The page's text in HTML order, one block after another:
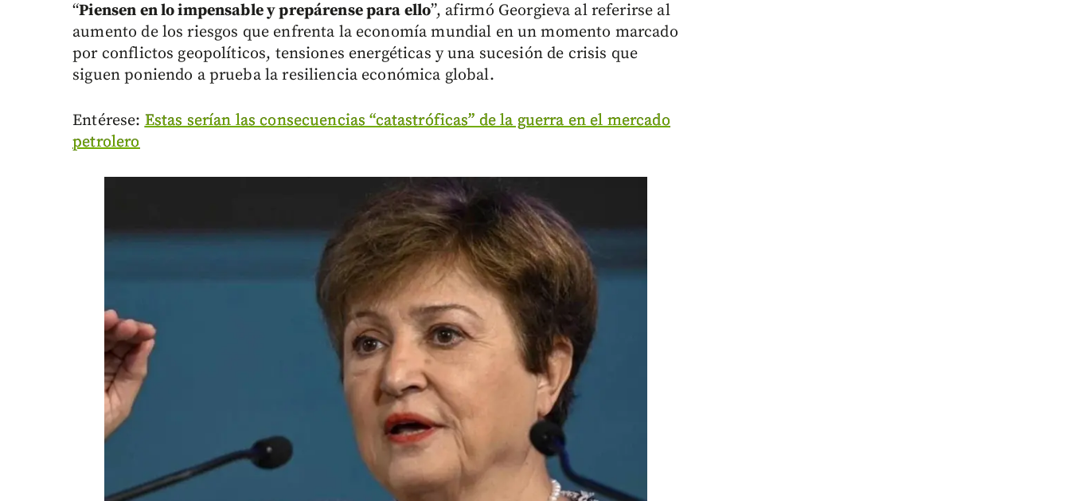
“Piensen en lo impensable y prepárense para ello”, afirmó Georgieva al referirse al
aumento de los riesgos que enfrenta la economía mundial en un momento marcado
por conflictos geopolíticos, tensiones energéticas y una sucesión de crisis que
siguen poniendo a prueba la resiliencia económica global.
Entérese:Estas serían las consecuencias “catastróficas” de la guerra en el mercado
petrolero